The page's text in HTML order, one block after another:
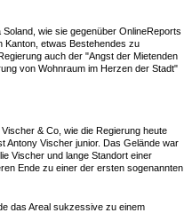
wie sie gegenüber OnlineReports
Kanton, etwas Bestehendes zu
auch der "Angst der Mietenden
von Wohnraum im Herzen der Stadt"
& Co, wie die Regierung heute
Antony Vischer junior. Das Gelände war
Vischer und lange Standort einer
Ende zu einer der ersten sogenannten
das Areal sukzessive zu einem